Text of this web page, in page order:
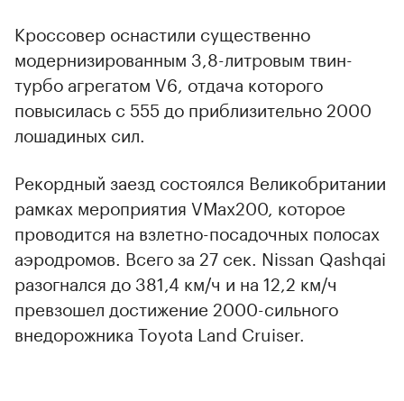
Кроссовер оснастили существенно
модернизированным 3,8-литровым твин-
турбо агрегатом V6, отдача которого
повысилась с 555 до приблизительно 2000
лошадиных сил.
Рекордный заезд состоялся Великобритании
рамках мероприятия VMax200, которое
проводится на взлетно-посадочных полосах
аэродромов. Всего за 27 сек. Nissan Qashqai
разогнался до 381,4 км/ч и на 12,2 км/ч
превзошел достижение 2000-сильного
внедорожника Toyota Land Cruiser.